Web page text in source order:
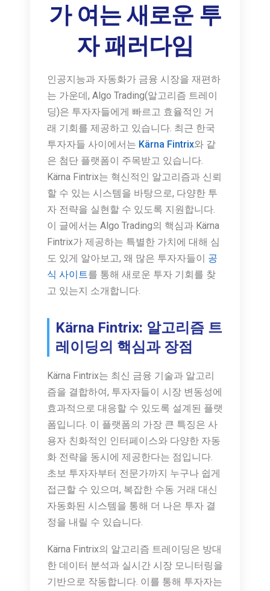
가 여는 새로운 투
자 패러다임
인공지능과 자동화가 금융 시장을 재편하
는 가운데, Algo Trading(알고리즘 트레이
딩)은 투자자들에게 빠르고 효율적인 거
래 기회를 제공하고 있습니다. 최근 한국
투자자들 사이에서는 Kärna Fintrix와 같
은 첨단 플랫폼이 주목받고 있습니다.
Kärna Fintrix는 혁신적인 알고리즘과 신뢰
할 수 있는 시스템을 바탕으로, 다양한 투
자 전략을 실현할 수 있도록 지원합니다.
이 글에서는 Algo Trading의 핵심과 Kärna
Fintrix가 제공하는 특별한 가치에 대해 심
도 있게 알아보고, 왜 많은 투자자들이 공
식 사이트를 통해 새로운 투자 기회를 찾
고 있는지 소개합니다.
Kärna Fintrix: 알고리즘 트
레이딩의 핵심과 장점
Kärna Fintrix는 최신 금융 기술과 알고리
즘을 결합하여, 투자자들이 시장 변동성에
효과적으로 대응할 수 있도록 설계된 플랫
폼입니다. 이 플랫폼의 가장 큰 특징은 사
용자 친화적인 인터페이스와 다양한 자동
화 전략을 동시에 제공한다는 점입니다.
초보 투자자부터 전문가까지 누구나 쉽게
접근할 수 있으며, 복잡한 수동 거래 대신
자동화된 시스템을 통해 더 나은 투자 결
정을 내릴 수 있습니다.
Kärna Fintrix의 알고리즘 트레이딩은 방대
한 데이터 분석과 실시간 시장 모니터링을
기반으로 작동합니다. 이를 통해 투자자는